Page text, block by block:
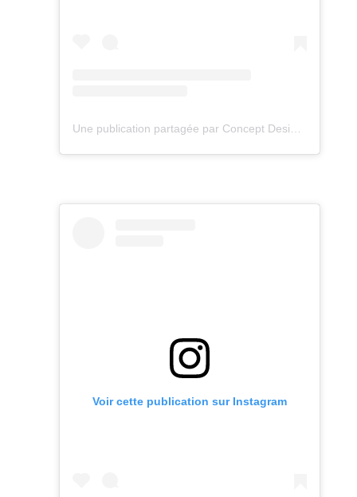
Une publication partagée par Concept Design Paysage (@pain_cedric_paysagiste)
Voir cette publication sur Instagram